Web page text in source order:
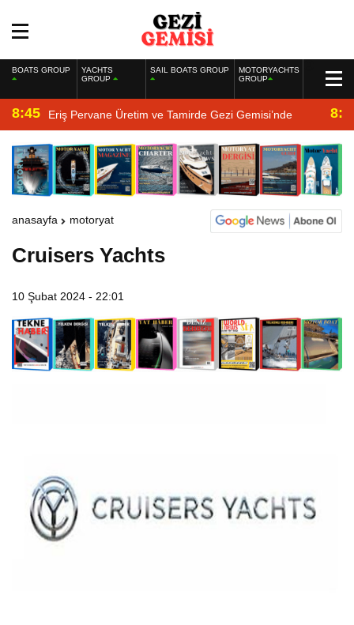
BOATS GROUP
YACHTS
GROUP
SAIL BOATS GROUP
MOTORYACHTS
GROUP
8:45 Eriş Pervane Üretim ve Tamirde Gezi Gemisi’nde
anasayfa motoryat
Cruisers Yachts
10 Şubat 2024 - 22:01